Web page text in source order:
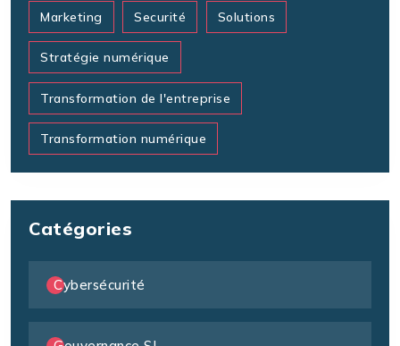
Marketing Securité Solutions
Stratégie numérique
Transformation de l'entreprise
Transformation numérique
Catégories
Cybersécurité